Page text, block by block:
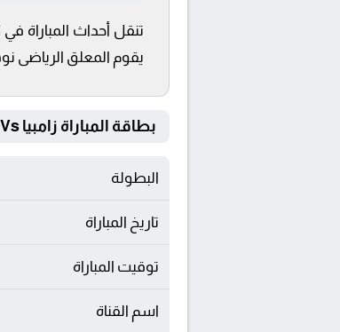
يقوم المعلق الرياضى
بطاقة المباراة زامبيا Vs كينيا
البطولة
تاريخ المباراة
توقيت المباراة
اسم القناة